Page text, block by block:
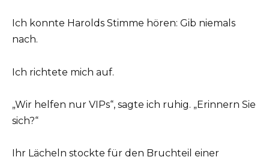
Ich konnte Harolds Stimme hören: Gib niemals
nach.
Ich richtete mich auf.
„Wir helfen nur VIPs“, sagte ich ruhig. „Erinnern Sie
sich?“
Ihr Lächeln stockte für den Bruchteil einer